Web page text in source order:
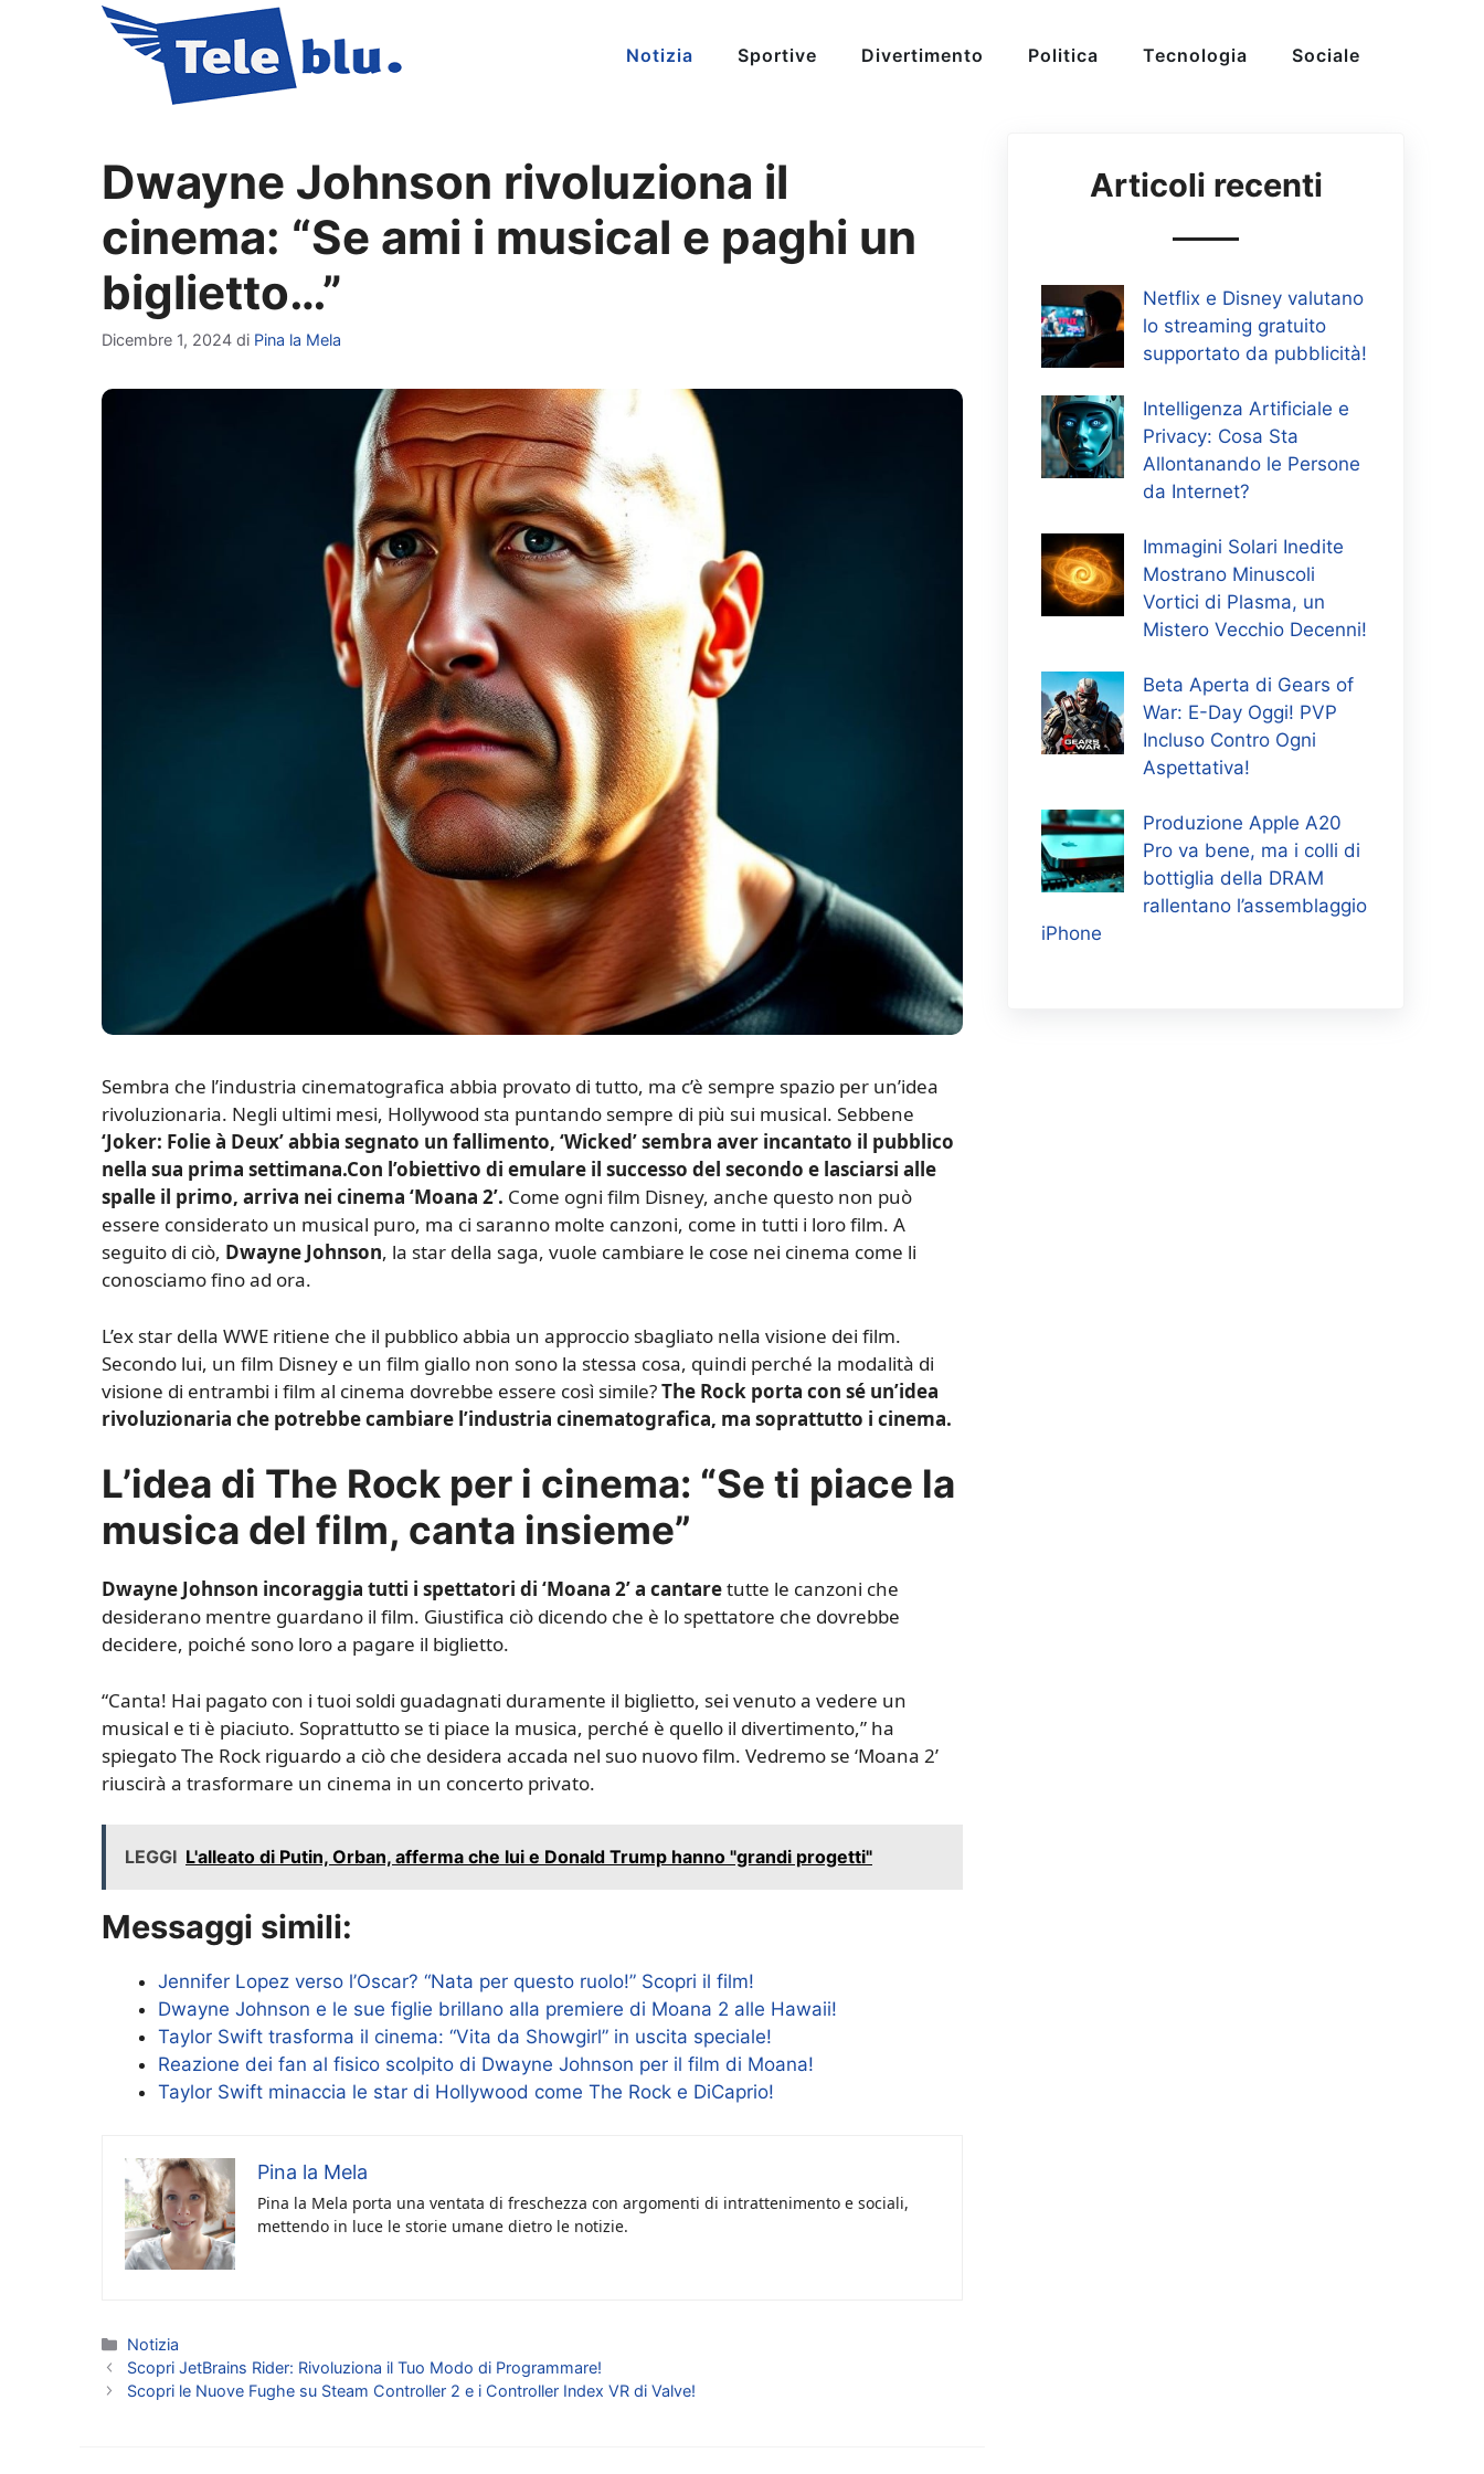
Notizia Sportive Divertimento Politica Tecnologia Sociale
Dwayne Johnson rivoluziona il
cinema: “Se ami i musical e paghi un
biglietto…”
Dicembre 1, 2024 di Pina la Mela
Sembra che l’industria cinematografica abbia provato di tutto, ma c’è sempre spazio per un’idea
rivoluzionaria. Negli ultimi mesi, Hollywood sta puntando sempre di più sui musical. Sebbene
‘Joker: Folie à Deux’ abbia segnato un fallimento, ‘Wicked’ sembra aver incantato il pubblico
nella sua prima settimana.Con l’obiettivo di emulare il successo del secondo e lasciarsi alle
spalle il primo, arriva nei cinema ‘Moana 2’. Come ogni film Disney, anche questo non può
essere considerato un musical puro, ma ci saranno molte canzoni, come in tutti i loro film. A
seguito di ciò, Dwayne Johnson, la star della saga, vuole cambiare le cose nei cinema come li
conosciamo fino ad ora.
L’ex star della WWE ritiene che il pubblico abbia un approccio sbagliato nella visione dei film.
Secondo lui, un film Disney e un film giallo non sono la stessa cosa, quindi perché la modalità di
visione di entrambi i film al cinema dovrebbe essere così simile?The Rock porta con sé un’idea
rivoluzionaria che potrebbe cambiare l’industria cinematografica, ma soprattutto i cinema.
L’idea di The Rock per i cinema: “Se ti piace la
musica del film, canta insieme”
Dwayne Johnson incoraggia tutti i spettatori di ‘Moana 2’ a cantaretutte le canzoni che
desiderano mentre guardano il film. Giustifica ciò dicendo che è lo spettatore che dovrebbe
decidere, poiché sono loro a pagare il biglietto.
“Canta! Hai pagato con i tuoi soldi guadagnati duramente il biglietto, sei venuto a vedere un
musical e ti è piaciuto. Soprattutto se ti piace la musica, perché è quello il divertimento,” ha
spiegato The Rock riguardo a ciò che desidera accada nel suo nuovo film. Vedremo se ‘Moana 2’
riuscirà a trasformare un cinema in un concerto privato.
LEGGI L'alleato di Putin, Orban, afferma che lui e Donald Trump hanno "grandi progetti"
Messaggi simili:
Jennifer Lopez verso l’Oscar? “Nata per questo ruolo!” Scopri il film!
Dwayne Johnson e le sue figlie brillano alla premiere di Moana 2 alle Hawaii!
Taylor Swift trasforma il cinema: “Vita da Showgirl” in uscita speciale!
Reazione dei fan al fisico scolpito di Dwayne Johnson per il film di Moana!
Taylor Swift minaccia le star di Hollywood come The Rock e DiCaprio!
Pina la Mela
Pina la Mela porta una ventata di freschezza con argomenti di intrattenimento e sociali,
mettendo in luce le storie umane dietro le notizie.
Categorie
Notizia
Scopri JetBrains Rider: Rivoluziona il Tuo Modo di Programmare!
Scopri le Nuove Fughe su Steam Controller 2 e i Controller Index VR di Valve!
Articoli recenti
Netflix e Disney valutano
lo streaming gratuito
supportato da pubblicità!
Intelligenza Artificiale e
Privacy: Cosa Sta
Allontanando le Persone
da Internet?
Immagini Solari Inedite
Mostrano Minuscoli
Vortici di Plasma, un
Mistero Vecchio Decenni!
Beta Aperta di Gears of
War: E-Day Oggi! PVP
Incluso Contro Ogni
Aspettativa!
Produzione Apple A20
Pro va bene, ma i colli di
bottiglia della DRAM
rallentano l’assemblaggio
iPhone